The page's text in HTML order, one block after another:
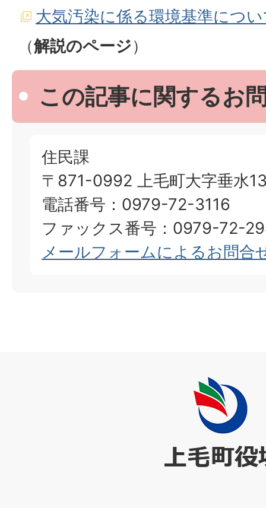
大気汚染に係る環境基準につ
（解説のページ）
この記事に関するお
住民課
〒871-0992 上毛町大字垂水
電話番号：0979-72-3116
ファックス番号：0979-72-
メールフォームによるお問合